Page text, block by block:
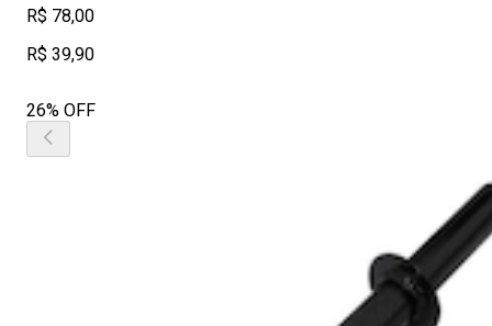
R$ 78,00
R$ 39,90
26% OFF